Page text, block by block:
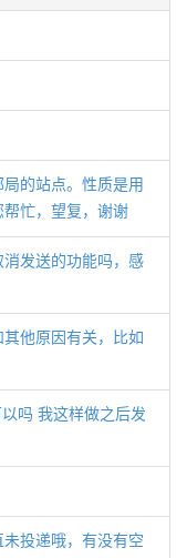
的站点。性质是用
忙，望复，谢谢
发送的功能吗，感
他原因有关，比如
吗 我这样做之后发
投递哦，有没有空